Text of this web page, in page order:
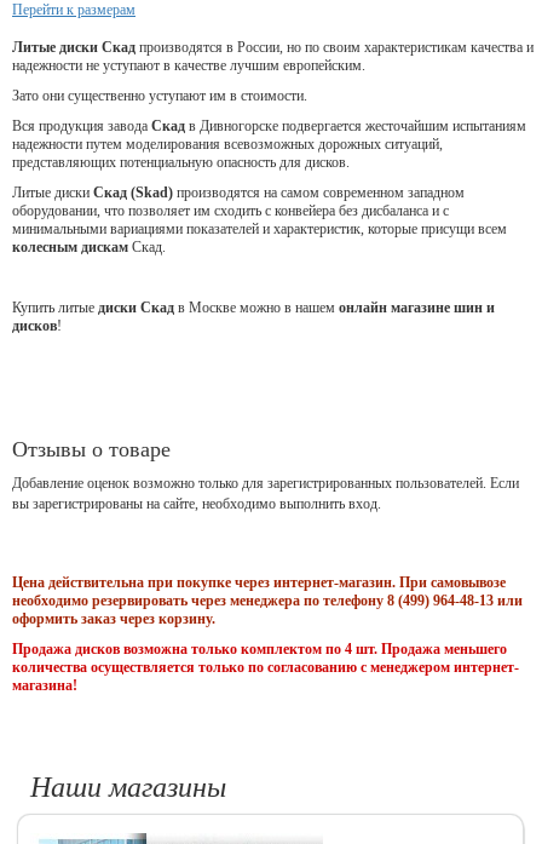
Перейти к размерам
Литые диски Скад производятся в России, но по своим характеристикам качества и
надежности не уступают в качестве лучшим европейским.
Зато они существенно уступают им в стоимости.
Вся продукция завода Скад в Дивногорске подвергается жесточайшим испытаниям
надежности путем моделирования всевозможных дорожных ситуаций,
представляющих потенциальную опасность для дисков.
Литые диски Скад (Skad) производятся на самом современном западном
оборудовании, что позволяет им сходить с конвейера без дисбаланса и с
минимальными вариациями показателей и характеристик, которые присущи всем
колесным дискам Скад.
Купить литые диски Скад в Москве можно в нашем онлайн магазине шин и
дисков!
Отзывы о товаре
Добавление оценок возможно только для зарегистрированных пользователей. Если
вы зарегистрированы на сайте, необходимо выполнить вход.
Цена действительна при покупке через интернет-магазин. При самовывозе
необходимо резервировать через менеджера по телефону 8 (499) 964-48-13 или
оформить заказ через корзину.
Продажа дисков возможна только комплектом по 4 шт. Продажа меньшего
количества осуществляется только по согласованию с менеджером интернет-
магазина!
Наши магазины